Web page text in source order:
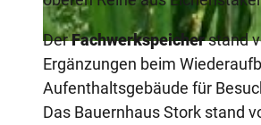
DerFachwerkspeicherstand
Ergänzungen beim
Aufenthaltsgebäude für
Das Bauernhaus Stork stand